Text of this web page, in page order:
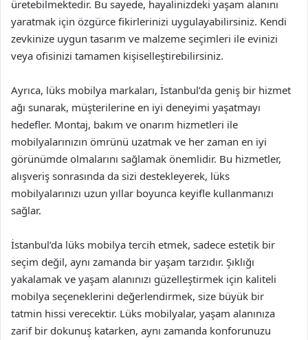
üretebilmektedir. Bu sayede, hayalinizdeki yaşam alanını
yaratmak için özgürce fikirlerinizi uygulayabilirsiniz. Kendi
zevkinize uygun tasarım ve malzeme seçimleri ile evinizi
veya ofisinizi tamamen kişiselleştirebilirsiniz.
Ayrıca, lüks mobilya markaları, İstanbul’da geniş bir hizmet
ağı sunarak, müşterilerine en iyi deneyimi yaşatmayı
hedefler. Montaj, bakım ve onarım hizmetleri ile
mobilyalarınızın ömrünü uzatmak ve her zaman en iyi
görünümde olmalarını sağlamak önemlidir. Bu hizmetler,
alışveriş sonrasında da sizi destekleyerek, lüks
mobilyalarınızı uzun yıllar boyunca keyifle kullanmanızı
sağlar.
İstanbul’da lüks mobilya tercih etmek, sadece estetik bir
seçim değil, aynı zamanda bir yaşam tarzıdır. Şıklığı
yakalamak ve yaşam alanınızı güzelleştirmek için kaliteli
mobilya seçeneklerini değerlendirmek, size büyük bir
tatmin hissi verecektir. Lüks mobilyalar, yaşam alanınıza
zarif bir dokunuş katarken, aynı zamanda konforunuzu